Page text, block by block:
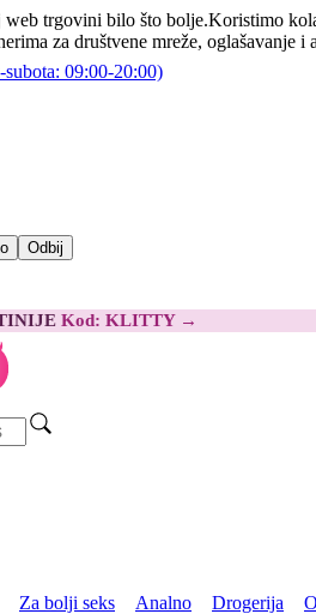
web trgovini bilo što bolje.Koristimo
za društvene mreže, oglašavanje
Odbij
09:00-20:00)
Kod: KLITTY →
Za bolji seks Analno Drogerija